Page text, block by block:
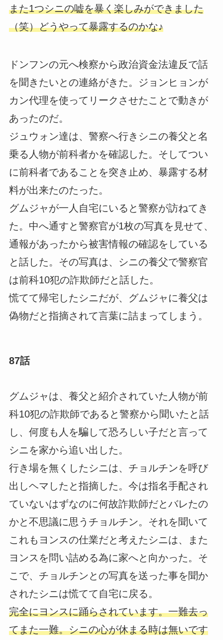
また1つシニの嘘を暴く楽しみができました
（笑）どうやって暴露するのかな♪
ドンフンの元へ検察から政治資金法違反で話
を聞きたいとの連絡がきた。ジョンヒョンが
カン代理を使ってリークさせたことで動きが
あったのだ。
ジュウォン達は、警察へ行きシニの養父と名
乗る人物が前科者かを確認した。そしてつい
に前科者であることを突き止め、暴露する材
料が出来たのたった。
グムジャが一人自宅にいると警察が訪ねてき
た。中へ通すと警察官が1枚の写真を見せて、
通報があったから被害情報の確認をしている
と話した。その写真は、シニの養父で警察官
は前科10犯の詐欺師だと話した。
慌てて帰宅したシニだが、グムジャに養父は
偽物だと指摘されて言葉に詰まってしまう。
87話
グムジャは、養父と紹介されていた人物が前
科10犯の詐欺師であると警察から聞いたと話
し、何度も人を騙して恐ろしい子だと言って
シニを家から追い出した。
行き場を無くしたシニは、チョルチンを呼び
出しヘマしたと指摘した。今は指名手配され
ていないはずなのに何故詐欺師だとバレたの
かと不思議に思うチョルチン。それを聞いて
これもヨンスの仕業だと考えたシニは、また
ヨンスを問い詰める為に家へと向かった。そ
こで、チョルチンとの写真を送った事を聞か
されたシニは慌てて自宅に戻る。
完全にヨンスに踊らされています。一難去っ
てまた一難。シニの心が休まる時は無いです